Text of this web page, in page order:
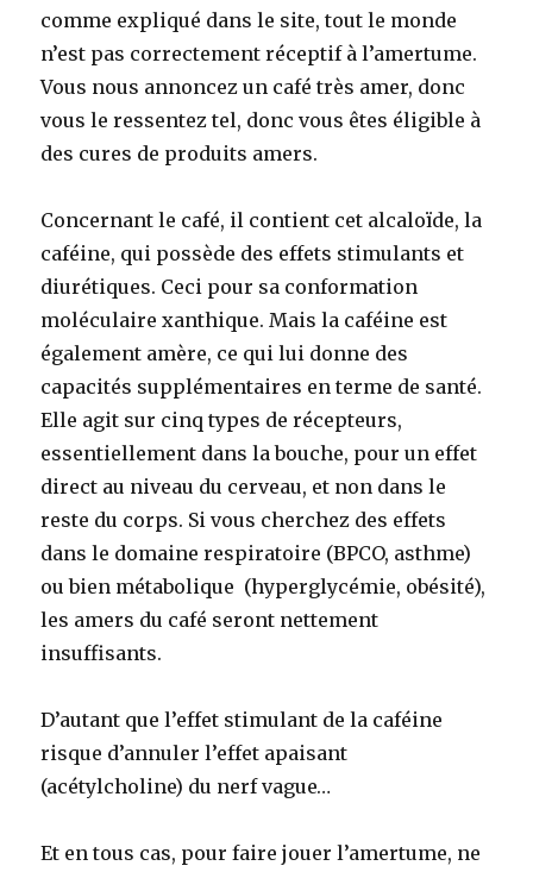
comme expliqué dans le site, tout le monde
n’est pas correctement réceptif à l’amertume.
Vous nous annoncez un café très amer, donc
vous le ressentez tel, donc vous êtes éligible à
des cures de produits amers.
Concernant le café, il contient cet alcaloïde, la
caféine, qui possède des effets stimulants et
diurétiques. Ceci pour sa conformation
moléculaire xanthique. Mais la caféine est
également amère, ce qui lui donne des
capacités supplémentaires en terme de santé.
Elle agit sur cinq types de récepteurs,
essentiellement dans la bouche, pour un effet
direct au niveau du cerveau, et non dans le
reste du corps. Si vous cherchez des effets
dans le domaine respiratoire (BPCO, asthme)
ou bien métabolique (hyperglycémie, obésité),
les amers du café seront nettement
insuffisants.
D’autant que l’effet stimulant de la caféine
risque d’annuler l’effet apaisant
(acétylcholine) du nerf vague…
Et en tous cas, pour faire jouer l’amertume, ne